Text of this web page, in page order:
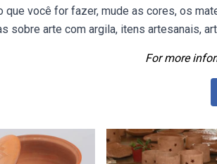
que você for fazer, mude as cores, os
sobre arte com argila, itens artesanais,
For more